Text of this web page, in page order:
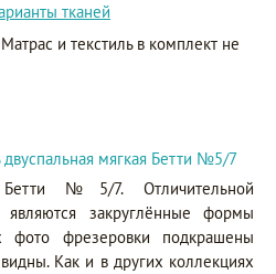
тканей
и текстиль в комплект не
мягкая Бетти №5/7
Бетти №5/7. Отличительной
являются закруглённые формы
фрезеровки подкрашены
Как и в других коллекциях